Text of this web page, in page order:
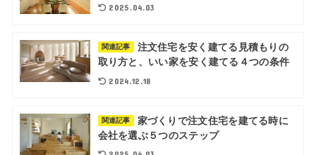
2025.04.03
関連記事
注文住宅を安く建てる見積もりの
取り方と、いい家を安く建てる４つの条件
2024.12.18
関連記事
家づくりで注文住宅を建てる時に
会社を選ぶ５つのステップ